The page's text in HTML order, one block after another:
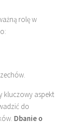
rolę w
kluczowy aspekt
do
Dbanie o